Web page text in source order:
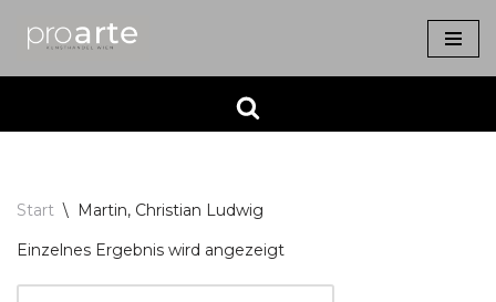
Start \
Martin, Christian Ludwig
Einzelnes Ergebnis wird angezeigt